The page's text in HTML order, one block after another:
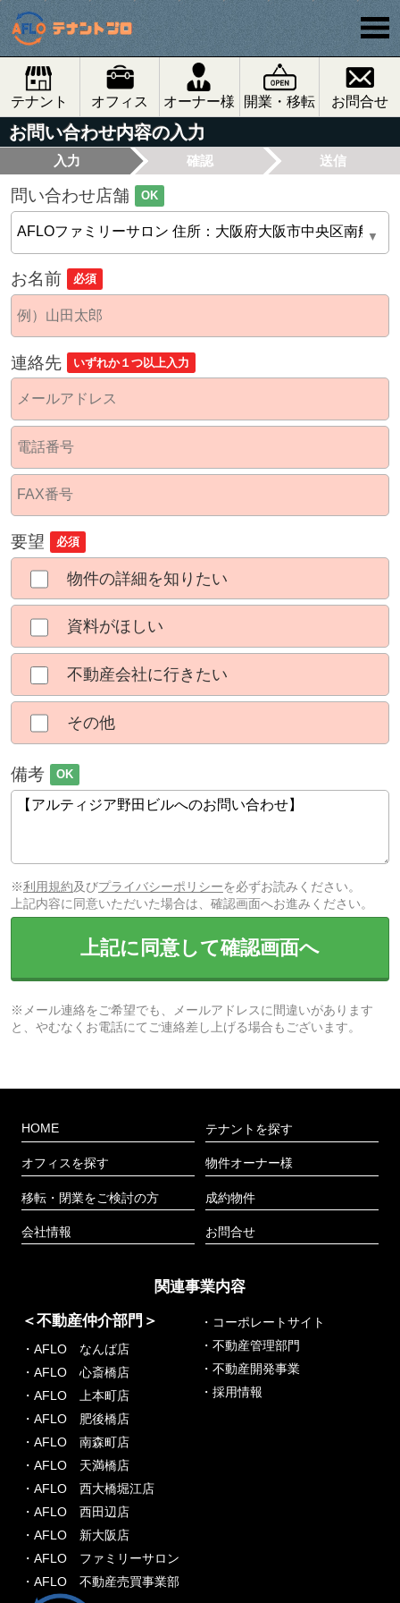
テナント オフィス オーナー様 開業・移転 お問合せ
お問い合わせ内容の入力
入力 確認 送信
問い合わせ店舗 OK
お名前 必須
連絡先 いずれか１つ以上入力
要望 必須
物件の詳細を知りたい
資料がほしい
不動産会社に行きたい
その他
備考 OK
※利用規約及びプライバシーポリシーを必ずお読みください。
上記内容に同意いただいた場合は、確認画面へお進みください。
上記に同意して確認画面へ
※メール連絡をご希望でも、メールアドレスに間違いがあります
と、やむなくお電話にてご連絡差し上げる場合もございます。
HOME
オフィスを探す
移転・閉業をご検討の方
会社情報
テナントを探す
物件オーナー様
成約物件
お問合せ
関連事業内容
＜不動産仲介部門＞
・AFLO なんば店
・AFLO 心斎橋店
・AFLO 上本町店
・AFLO 肥後橋店
・AFLO 南森町店
・AFLO 天満橋店
・AFLO 西大橋堀江店
・AFLO 西田辺店
・AFLO 新大阪店
・AFLO ファミリーサロン
・AFLO 不動産売買事業部
・コーポレートサイト
・不動産管理部門
・不動産開発事業
・採用情報